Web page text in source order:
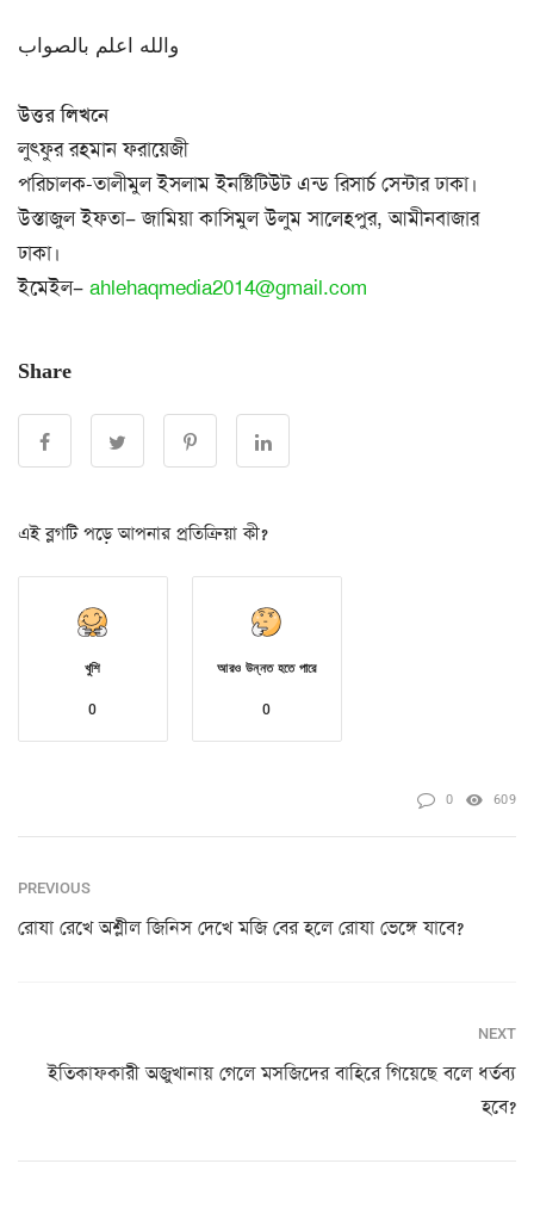
والله اعلم بالصواب
উত্তর লিখনে
লুৎফুর রহমান ফরায়েজী
পরিচালক-তালীমুল ইসলাম ইনষ্টিটিউট এন্ড রিসার্চ সেন্টার ঢাকা।
উস্তাজুল ইফতা– জামিয়া কাসিমুল উলুম সালেহপুর, আমীনবাজার
ঢাকা।
ইমেইল– ahlehaqmedia2014@gmail.com
Share
এই ব্লগটি পড়ে আপনার প্রতিক্রিয়া কী?
খুশি
0
আরও উন্নত হতে পারে
0
0 609
PREVIOUS
রোযা রেখে অশ্লীল জিনিস দেখে মজি বের হলে রোযা ভেঙ্গে যাবে?
NEXT
ইতিকাফকারী অজুখানায় গেলে মসজিদের বাহিরে গিয়েছে বলে ধর্তব্য
হবে?